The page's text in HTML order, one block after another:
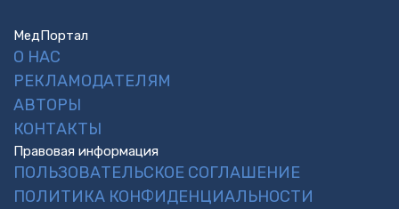
МедПортал
О НАС
РЕКЛАМОДАТЕЛЯМ
АВТОРЫ
КОНТАКТЫ
Правовая информация
ПОЛЬЗОВАТЕЛЬСКОЕ СОГЛАШЕНИЕ
ПОЛИТИКА КОНФИДЕНЦИАЛЬНОСТИ